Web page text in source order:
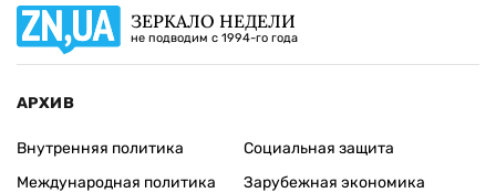
ЗЕРКАЛО НЕДЕЛИ
не подводим с 1994-го года
АРХИВ
Внутренняя политика
Международная политика
Социальная защита
Зарубежная экономика